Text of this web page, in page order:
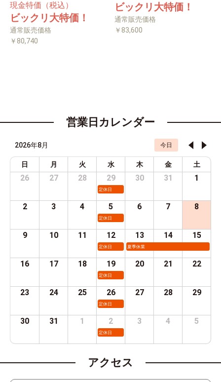
現金特価（税込）
ビックリ大特価！
通常販売価格
￥80,740
ビックリ大特価！
通常販売価格
￥83,600
営業日カレンダー
2026年8月 今日
日 月 火 水 木 金 土
26 27 28 29
定休日
30 31 1
2 3 4 5
定休日
6 7 8
9 10 11 12
定休日
13
夏季休業
14 15
16 17 18 19
定休日
20 21 22
23 24 25 26
定休日
27 28 29
30 31 1 2
定休日
3 4 5
アクセス